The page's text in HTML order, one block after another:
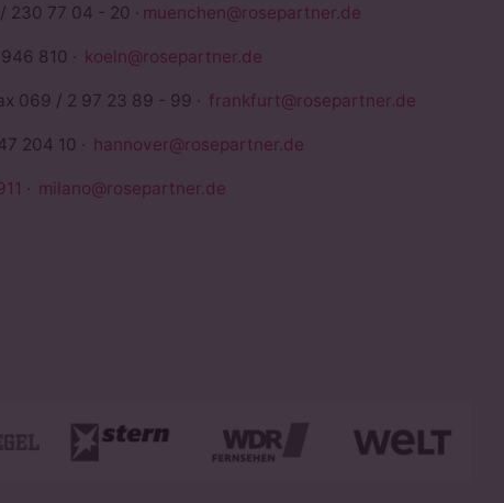
230 77 04 - 20 · muenchen@rosepartner.de
810 · koeln@rosepartner.de
069 / 2 97 23 89 - 99 · frankfurt@rosepartner.de
204 10 · hannover@rosepartner.de
· milano@rosepartner.de